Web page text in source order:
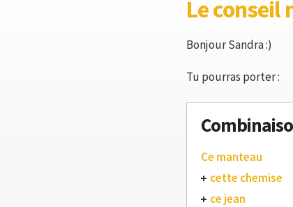
Le conseil
Bonjour Sandra :)
Tu pourras porter :
Ce manteau
cette chemise
ce jean